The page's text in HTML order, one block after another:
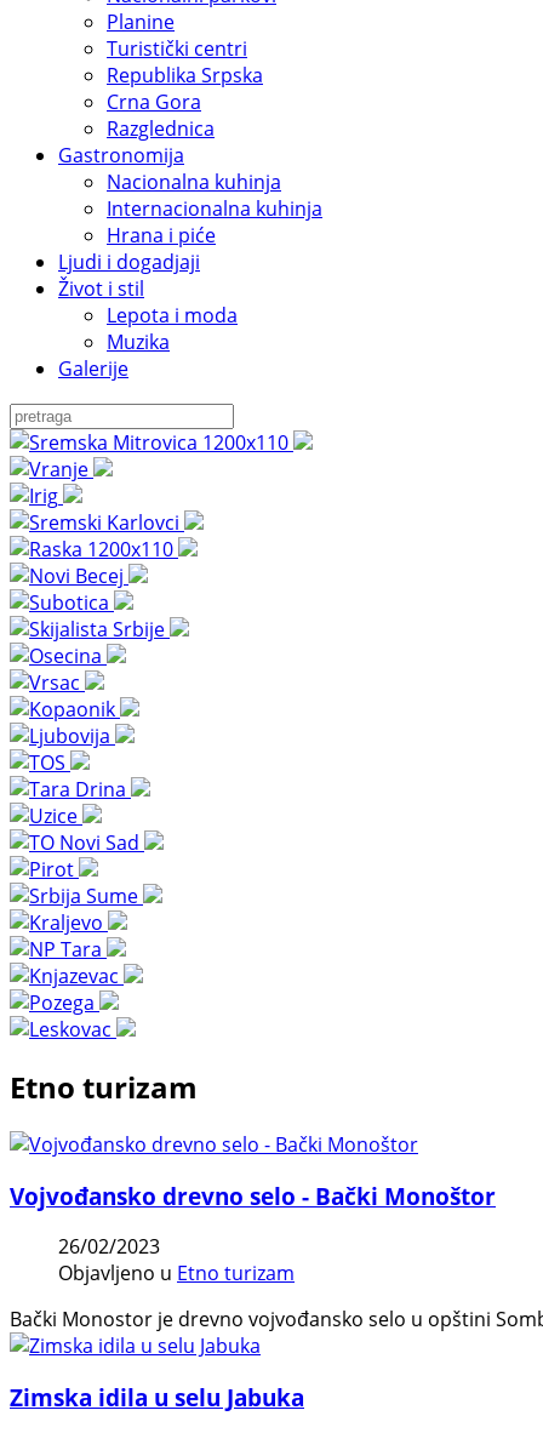
Planine
Turistički centri
Republika Srpska
Crna Gora
Razglednica
Gastronomija
Nacionalna kuhinja
Internacionalna kuhinja
Hrana i piće
Ljudi i dogadjaji
Život i stil
Lepota i moda
Muzika
Galerije
Etno turizam
Vojvođansko drevno selo - Bački Monoštor
26/02/2023
Objavljeno u Etno turizam
Bački Monostor je drevno vojvođansko selo u opštini
Zimska idila u selu Jabuka